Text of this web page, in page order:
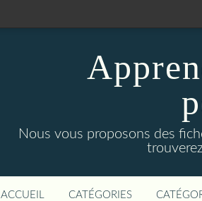
Nous vous proposons des
ACCUEIL CATÉGORIES